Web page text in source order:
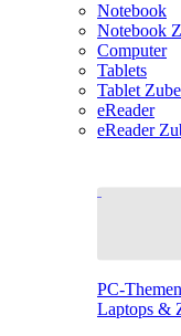
Notebook
Notebook
Computer
Tablets
Tablet
eReader
eReader
PC-
Laptops &